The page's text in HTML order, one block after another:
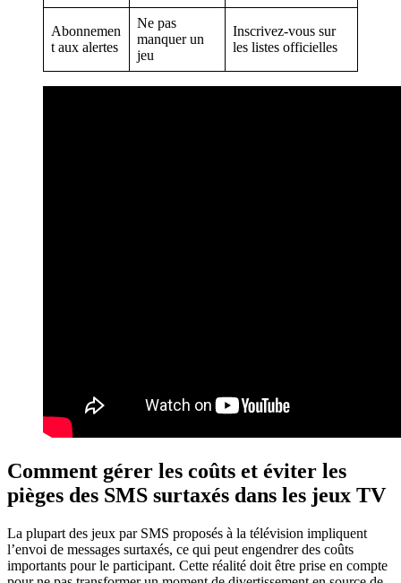
Abonnemen
t aux alertes
Ne pas
manquer un
jeu
Inscrivez-vous sur
les listes officielles
Comment gérer les coûts et éviter les
pièges des SMS surtaxés dans les jeux TV
La plupart des jeux par SMS proposés à la télévision impliquent
l’envoi de messages surtaxés, ce qui peut engendrer des coûts
importants pour le participant. Cette réalité doit être prise en compte